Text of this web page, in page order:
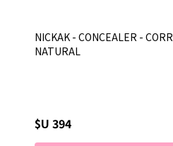
NICKAK - CONCEALER -
NATURAL
$U 394